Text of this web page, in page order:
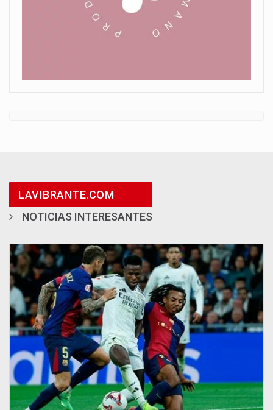
LAVIBRANTE.COM
NOTICIAS INTERESANTES